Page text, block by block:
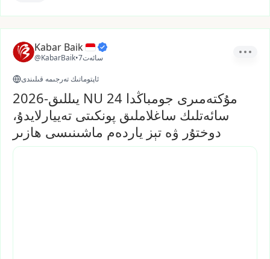
Kabar Baik
@KabarBaik• 7سائەت
ئاپتوماتىك تەرجىمە قىلىندى
2026-يىللىق NU مۇكتەمىرى جومباڭدا 24
سائەتلىك ساغلاملىق پونكىتى تەييارلايدۇ،
دوختۇر ۋە تېز ياردەم ماشىنىسى ھازىر